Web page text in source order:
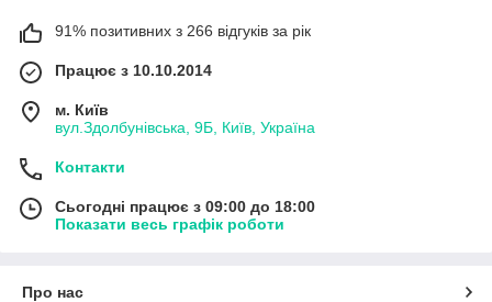
91% позитивних з 266 відгуків за рік
Працює з 10.10.2014
м. Київ
вул.Здолбунівська, 9Б, Київ, Україна
Контакти
Сьогодні працює з 09:00 до 18:00
Показати весь графік роботи
Про нас